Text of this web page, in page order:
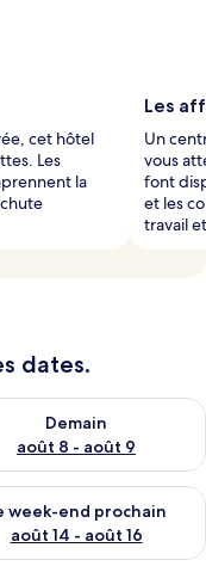
cet hôtel
Les
la
Les
Un
vous
font
et les
travail
dates.
7 - août 8
Demain
août 8 - août 9
la disponibilité pour
août 7 - août 9
week-end prochain
août 14 - août 16
la disponibilité pour